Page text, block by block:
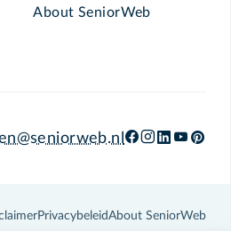
About SeniorWeb
PrivacybeleidAbout SeniorWeb